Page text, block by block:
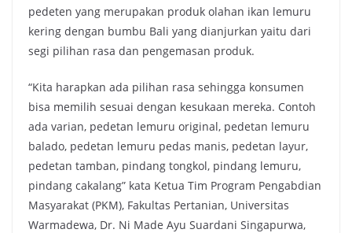
pedeten yang merupakan produk olahan ikan lemuru
kering dengan bumbu Bali yang dianjurkan yaitu dari
segi pilihan rasa dan pengemasan produk.
“Kita harapkan ada pilihan rasa sehingga konsumen
bisa memilih sesuai dengan kesukaan mereka. Contoh
ada varian, pedetan lemuru original, pedetan lemuru
balado, pedetan lemuru pedas manis, pedetan layur,
pedetan tamban, pindang tongkol, pindang lemuru,
pindang cakalang” kata Ketua Tim Program Pengabdian
Masyarakat (PKM), Fakultas Pertanian, Universitas
Warmadewa, Dr. Ni Made Ayu Suardani Singapurwa,